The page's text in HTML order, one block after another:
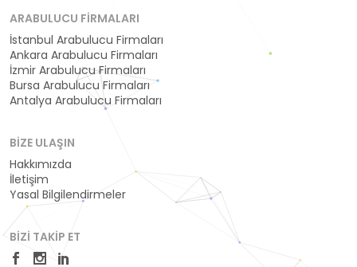
ARABULUCU FIRMALARI
İstanbul Arabulucu Firmaları
Ankara Arabulucu Firmaları
İzmir Arabulucu Firmaları
Bursa Arabulucu Firmaları
Antalya Arabulucu Firmaları
BIZE ULAŞIN
Hakkımızda
İletişim
Yasal Bilgilendirmeler
BIZI TAKIP ET